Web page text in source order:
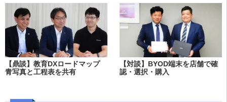
【鼎談】教育DXロードマップ
青写真と工程表を共有
【対談】BYOD端末を店舗で確
認・選択・購入